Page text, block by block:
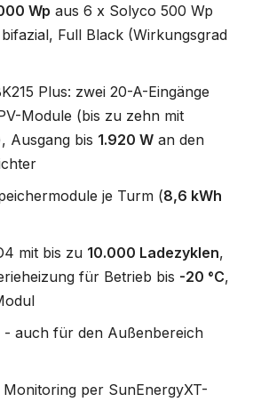
Wp aus 6 x Solyco 500 Wp
Full Black (Wirkungsgrad
Plus: zwei 20-A-Eingänge
Module (bis zu zehn mit
Ausgang bis 1.920 W an den
je Turm (8,6 kWh
mit bis zu 10.000 Ladezyklen,
für Betrieb bis -20 °C,
- auch für den Außenbereich
per SunEnergyXT-